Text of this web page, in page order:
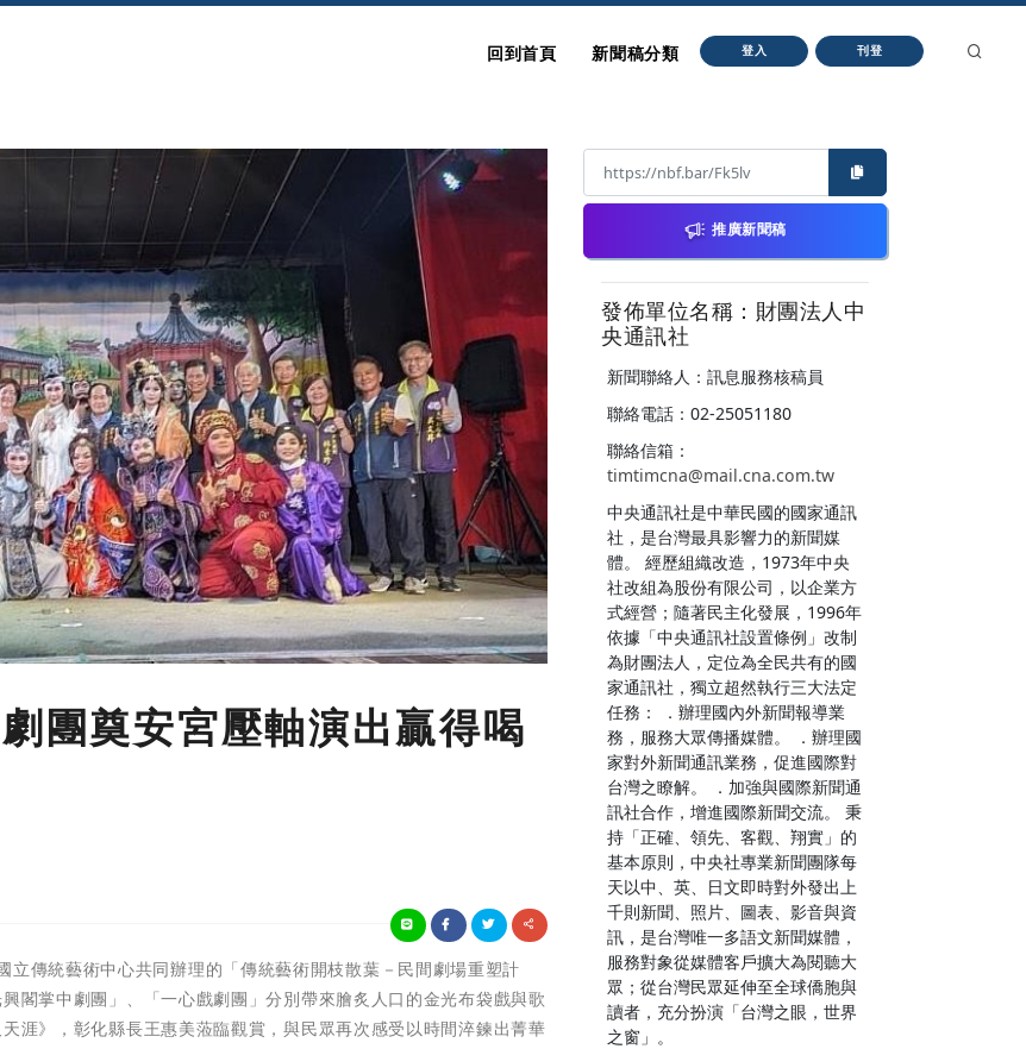
回到首頁 新聞稿分類 登入 刊登
團奠安宮壓軸演出贏得喝
傳統藝術中心共同辦理的「傳統藝術開枝散葉－民間劇場重塑計
閣掌中劇團」、「一心戲劇團」分別帶來膾炙人口的金光布袋戲與歌
涯》，彰化縣長王惠美蒞臨觀賞，與民眾再次感受以時間淬鍊出菁華
推廣新聞稿
發佈單位名稱：財團法人中
央通訊社
新聞聯絡人：訊息服務核稿員
聯絡電話：02-25051180
聯絡信箱：
timtimcna@mail.cna.com.tw
中央通訊社是中華民國的國家通訊
社，是台灣最具影響力的新聞媒
體。 經歷組織改造，1973年中央
社改組為股份有限公司，以企業方
式經營；隨著民主化發展，1996年
依據「中央通訊社設置條例」改制
為財團法人，定位為全民共有的國
家通訊社，獨立超然執行三大法定
任務： ．辦理國內外新聞報導業
務，服務大眾傳播媒體。 ．辦理國
家對外新聞通訊業務，促進國際對
台灣之瞭解。 ．加強與國際新聞通
訊社合作，增進國際新聞交流。 秉
持「正確、領先、客觀、翔實」的
基本原則，中央社專業新聞團隊每
天以中、英、日文即時對外發出上
千則新聞、照片、圖表、影音與資
訊，是台灣唯一多語文新聞媒體，
服務對象從媒體客戶擴大為閱聽大
眾；從台灣民眾延伸至全球僑胞與
讀者，充分扮演「台灣之眼，世界
之窗」。